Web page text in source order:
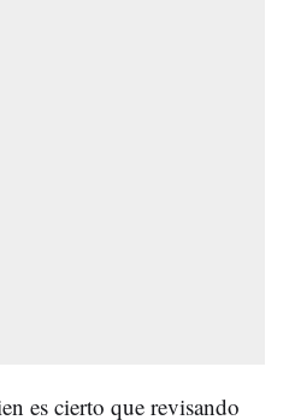
es cierto que revisando